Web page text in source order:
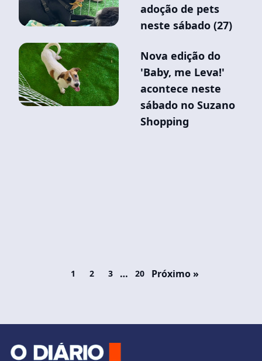
adoção de pets
neste sábado (27)
Nova edição do
'Baby, me Leva!'
acontece neste
sábado no Suzano
Shopping
1 2 3 … 20 Próximo »